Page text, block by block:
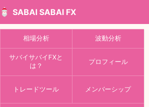
SABAI SABAI FX
相場分析 波動分析
サバイサバイFXと
は？
プロフィール
トレードツール メンバーシップ